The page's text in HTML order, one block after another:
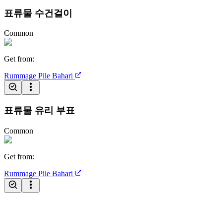
표류물 수건걸이
Common
Get from:
Rummage Pile Bahari
표류물 유리 부표
Common
Get from:
Rummage Pile Bahari